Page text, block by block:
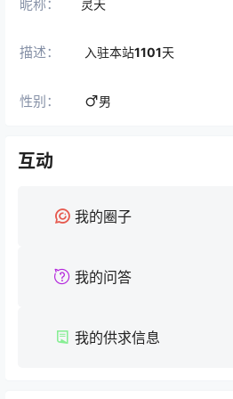
昵称： 灵天
描述： 入驻本站1101天
性别： 男
互动
我的圈子
我的问答
我的供求信息